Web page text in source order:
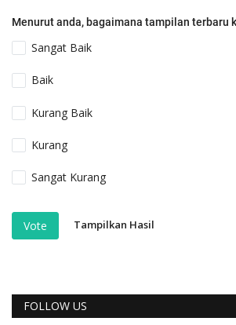
Menurut anda, bagaimana tampilan terbaru
Sangat Baik
Baik
Kurang Baik
Kurang
Sangat Kurang
Vote Tampilkan Hasil
FOLLOW US